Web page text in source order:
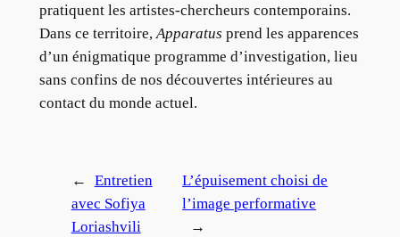
pratiquent les artistes-chercheurs contemporains.
Dans ce territoire, Apparatus prend les apparences
d’un énigmatique programme d’investigation, lieu
sans confins de nos découvertes intérieures au
contact du monde actuel.
←
Entretien
avec Sofiya
Loriashvili
L’épuisement choisi de
l’image performative
→